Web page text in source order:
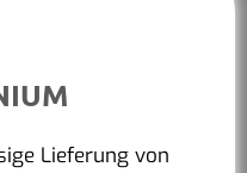
Lieferung von